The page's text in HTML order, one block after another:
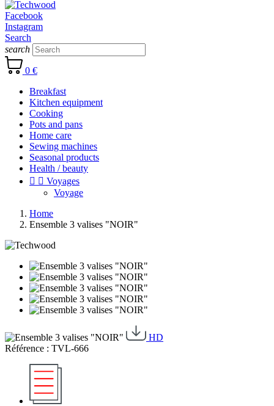
Facebook
Instagram
Search
search
0 €
Breakfast
Kitchen equipment
Cooking
Pots and pans
Home care
Sewing machines
Seasonal products
Health / beauty
  Voyages
Voyage
Home
Ensemble 3 valises "NOIR"
HD
Référence : TVL-666